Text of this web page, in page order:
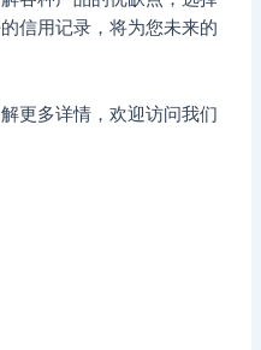
信用记录，将为您未来的
更多详情，欢迎访问我们